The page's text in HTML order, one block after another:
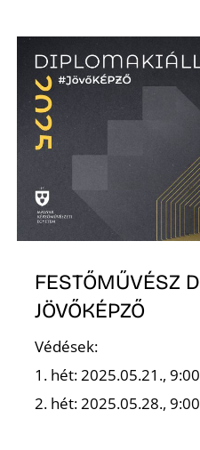
FESTŐMŰVÉSZ
JÖVŐKÉPZŐ
Védések:
1. hét: 2025.05.21., 9:00
2. hét: 2025.05.28., 9:00